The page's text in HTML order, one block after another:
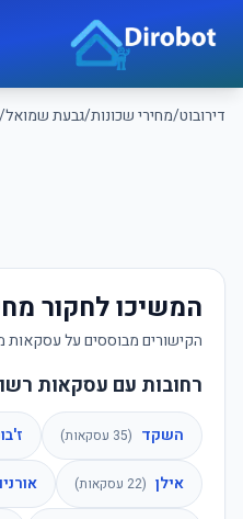
דירובוט/מחירי שכונות/גבעת שמואל/
המשיכו לחקור
הקישורים מבוססים על עסקאות
רחובות עם עסקאות
השקד (
35 עסקאות)
אילן (
22 עסקאות)